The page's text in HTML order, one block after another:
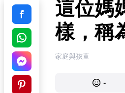
這位媽
樣，稱
家庭與孩童
-